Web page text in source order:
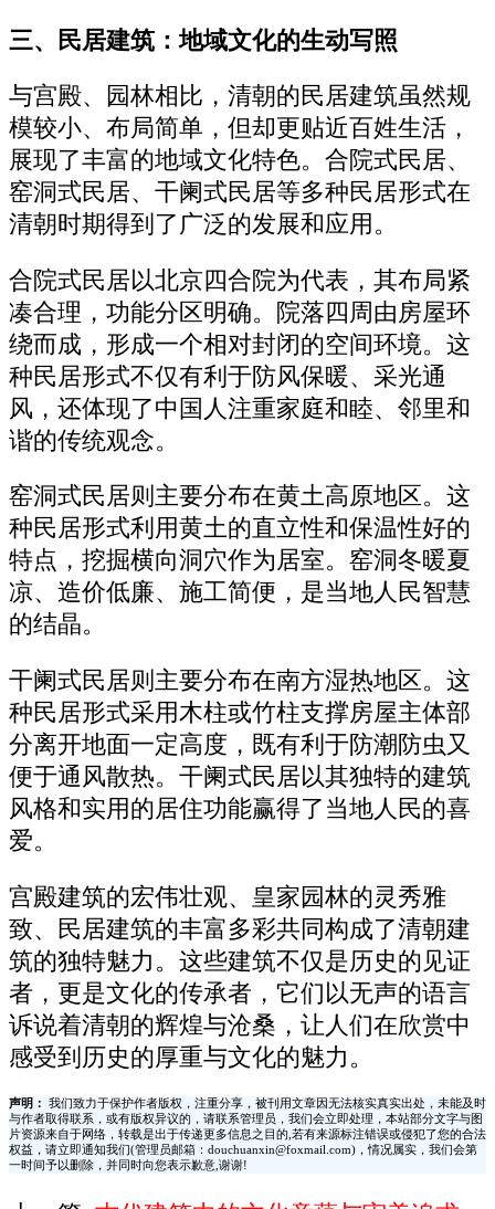
三、民居建筑：地域文化的生动写照
与宫殿、园林相比，清朝的民居建筑虽然规
模较小、布局简单，但却更贴近百姓生活，
展现了丰富的地域文化特色。合院式民居、
窑洞式民居、干阑式民居等多种民居形式在
清朝时期得到了广泛的发展和应用。
合院式民居以北京四合院为代表，其布局紧
凑合理，功能分区明确。院落四周由房屋环
绕而成，形成一个相对封闭的空间环境。这
种民居形式不仅有利于防风保暖、采光通
风，还体现了中国人注重家庭和睦、邻里和
谐的传统观念。
窑洞式民居则主要分布在黄土高原地区。这
种民居形式利用黄土的直立性和保温性好的
特点，挖掘横向洞穴作为居室。窑洞冬暖夏
凉、造价低廉、施工简便，是当地人民智慧
的结晶。
干阑式民居则主要分布在南方湿热地区。这
种民居形式采用木柱或竹柱支撑房屋主体部
分离开地面一定高度，既有利于防潮防虫又
便于通风散热。干阑式民居以其独特的建筑
风格和实用的居住功能赢得了当地人民的喜
爱。
宫殿建筑的宏伟壮观、皇家园林的灵秀雅
致、民居建筑的丰富多彩共同构成了清朝建
筑的独特魅力。这些建筑不仅是历史的见证
者，更是文化的传承者，它们以无声的语言
诉说着清朝的辉煌与沧桑，让人们在欣赏中
感受到历史的厚重与文化的魅力。
声明：
我们致力于保护作者版权，注重分享，被刊用文章因无法核实真实出处，未能及时
与作者取得联系，或有版权异议的，请联系管理员，我们会立即处理，本站部分文字与图
片资源来自于网络，转载是出于传递更多信息之目的,若有来源标注错误或侵犯了您的合法
权益，请立即通知我们(管理员邮箱：douchuanxin@foxmail.com)，情况属实，我们会第
一时间予以删除，并同时向您表示歉意,谢谢!